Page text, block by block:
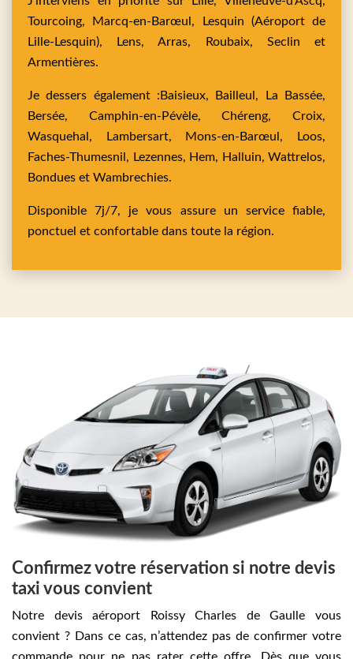
Tourcoing,
Marcq-en-Barœul, Lesquin (Aéroport de
Lille-Lesquin), Lens,Arras, Roubaix, Seclin et
Armentières.
Je dessers également : Baisieux, Bailleul,
La Bassée,
Bersée, Camphin-en-Pévèle,Chéreng,Croix,
Wasquehal,
Lambersart, Mons-en-Barœul,
Loos,
Faches-Thumesnil, Lezennes, Hem, Halluin, Wattrelos,
Bondues et Wambrechies.
Disponible 7j/7, je vous assure un service fiable,
ponctuel et confortable dans toute la région.
Confirmez votre réservation si notre devis
taxi vous convient
Notre devis aéroport Roissy Charles de Gaulle vous
convient ? Dans ce cas, n’attendez pas de confirmer votre